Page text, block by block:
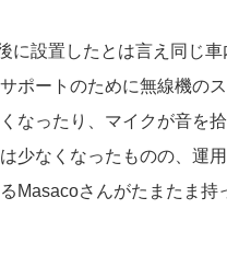
に設置したとは言え同じ
ポートのために無線機の
なったり、マイクが音を
少なくなったものの、運
Masacoさんがたまたま持